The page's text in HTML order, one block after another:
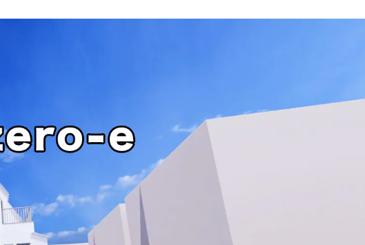
会員登録(無料)
お知らせ
新着情報
イベント情報
スタッフブログ